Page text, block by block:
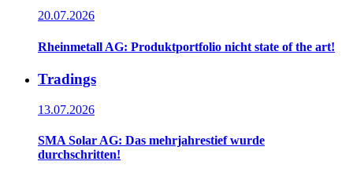
20.07.2026
Rheinmetall AG: Produktportfolio nicht state of the art!
Tradings
13.07.2026
SMA Solar AG: Das mehrjahrestief wurde
durchschritten!